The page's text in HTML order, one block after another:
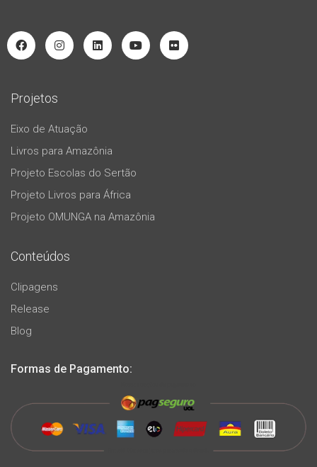
Projetos
Eixo de Atuação
Livros para Amazônia
Projeto Escolas do Sertão
Projeto Livros para África
Projeto OMUNGA na Amazônia
Conteúdos
Clipagens
Release
Blog
Formas de Pagamento: